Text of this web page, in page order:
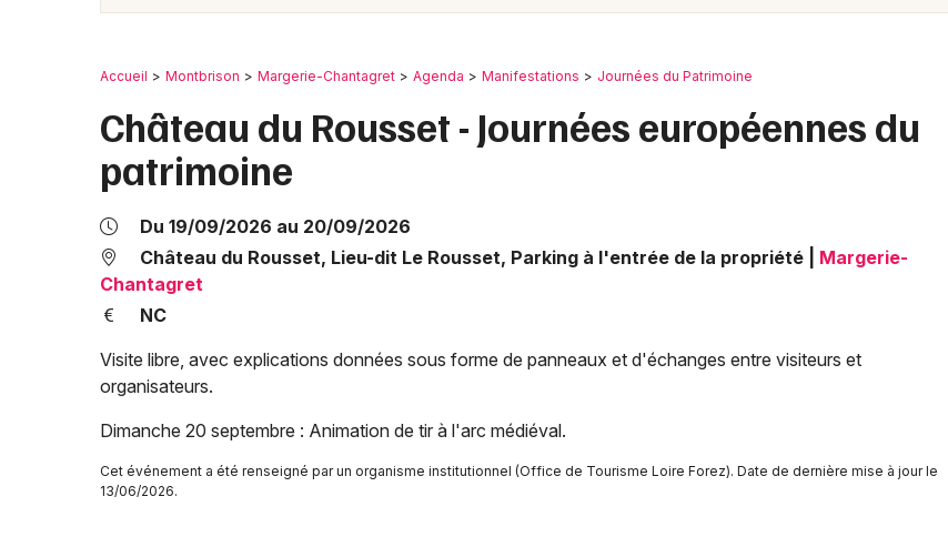
Sports
Expos
Journées du Patrimoine dans la Loire
Journées du Patrimoine en Auvergne-
Mulhouse
Nice
Accueil Montbrison Margerie-Chantagret Agenda Manifestations Journées du Patrimoine
Château du Rousset - Journées européennes du
patrimoine
Du 19/09/2026 au 20/09/2026
Château du Rousset, Lieu-dit Le Rousset, Parking à l'entrée de la propriété
Margerie-
Chantagret
NC
Visite libre, avec explications données sous forme de panneaux et d'échanges entre visiteurs et
organisateurs.
Dimanche 20 septembre : Animation de tir à l'arc médiéval.
Cet événement a été renseigné par un organisme institutionnel (Office de Tourisme Loire Forez). Date de dernière mise à jour le
13/06/2026.